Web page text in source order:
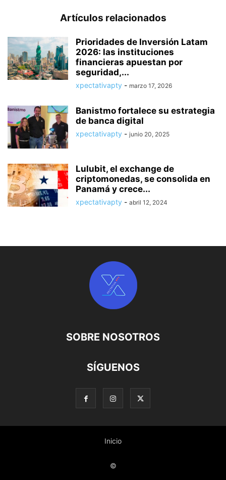
Artículos relacionados
Prioridades de Inversión Latam
2026: las instituciones
financieras apuestan por
seguridad,...
xpectativapty - marzo 17, 2026
Banistmo fortalece su estrategia
de banca digital
xpectativapty - junio 20, 2025
Lulubit, el exchange de
criptomonedas, se consolida en
Panamá y crece...
xpectativapty - abril 12, 2024
SOBRE NOSOTROS
SÍGUENOS
Inicio
©